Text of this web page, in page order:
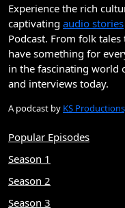
Experience the rich
captivating audio stories
Podcast. From folk
have something for
in the fascinating world
and interviews today.
A podcast by KS
Popular Episodes
Season 1
Season 2
Season 3